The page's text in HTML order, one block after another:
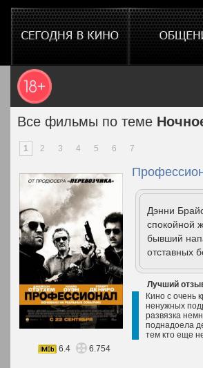
Все фильмы по теме
1 2 3 4 5 6 7
Дэнни
спокойной
бывший
отставных
Лучший
Кино с очень
ненужных
развязка
поднадоела
тем кто еще
6.4
6.754